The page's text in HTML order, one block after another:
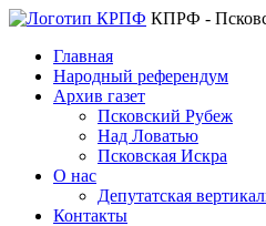
КПРФ -
Главная
Народный референдум
Архив газет
Псковский Рубеж
Над Ловатью
Псковская Искра
О нас
Депутатская
Контакты